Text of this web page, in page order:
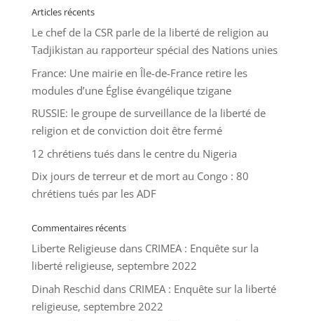
Articles récents
Le chef de la CSR parle de la liberté de religion au
Tadjikistan au rapporteur spécial des Nations unies
France: Une mairie en Île-de-France retire les
modules d’une Église évangélique tzigane
RUSSIE: le groupe de surveillance de la liberté de
religion et de conviction doit être fermé
12 chrétiens tués dans le centre du Nigeria
Dix jours de terreur et de mort au Congo : 80
chrétiens tués par les ADF
Commentaires récents
Liberte Religieusedans CRIMEA : Enquête sur la
liberté religieuse, septembre 2022
Dinah Reschid dans CRIMEA : Enquête sur la liberté
religieuse, septembre 2022